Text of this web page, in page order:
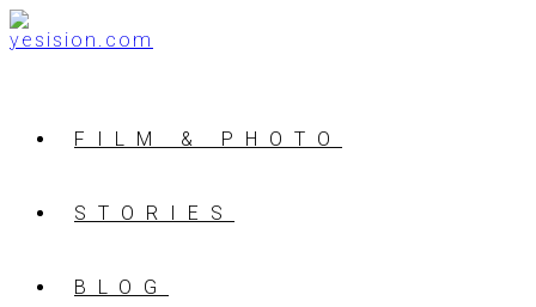
FILM & PHOTO
STORIES
BLOG